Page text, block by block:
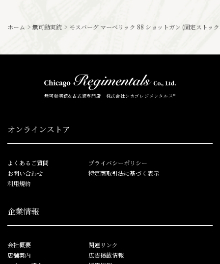
ホーム > 無可動実銃 > モスバーグ マーベリック 88 ショットガン (固定ストッ
無可動実銃&古式銃専門店 株式会社シカゴレジメンタルス®
オンラインストア
よくあるご質問
お問い合わせ
利用規約
プライバシーポリシー
特定商取引法に基づく表示
企業情報
会社概要
店舗案内
関連リンク
広告掲載情報